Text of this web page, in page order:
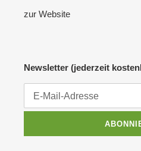
zur Website
Newsletter (jederzeit